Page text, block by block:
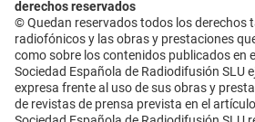
derechos reservados
© Quedan reservados todos los derechos
radiofónicos y las obras y prestaciones
como sobre los contenidos publicados en
Sociedad Española de Radiodifusión SLU
expresa frente al uso de sus obras y
de revistas de prensa prevista en el